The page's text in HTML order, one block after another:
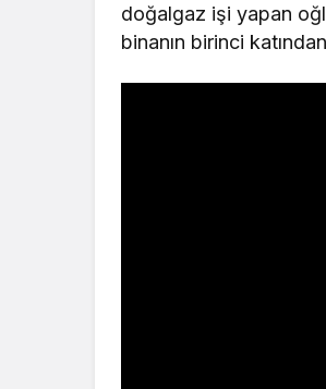
doğalgaz işi yapan
binanın birinci